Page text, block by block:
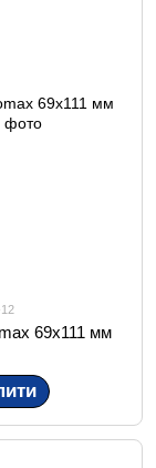
69х111 мм